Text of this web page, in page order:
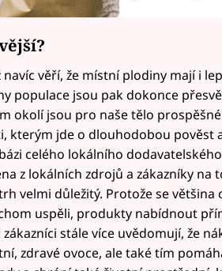
věří, že místní plodiny mají i
populace jsou pak dokonce
okolí jsou pro naše tělo
kterým jde o dlouhodobou pověst
celého lokálního
z lokálních zdrojů a zákazníky na
velmi důležitý. Protože se většina
uspěli, produkty nabídnout
stále více uvědomují, že
zdravé ovoce, ale také tím